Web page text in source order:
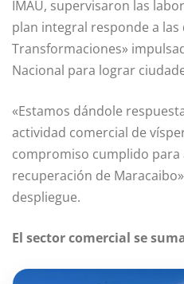
IMAU, supervisaron las
plan integral responde a las
Transformaciones»
Nacional para lograr
«Estamos dándole
actividad comercial de
compromiso cumplido para
recuperación de
despliegue.
El sector comercial se